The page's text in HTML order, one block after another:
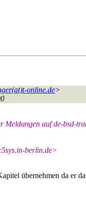
online.de>
Meldungen auf de-bsd-
berlin.de>
übernehmen da er